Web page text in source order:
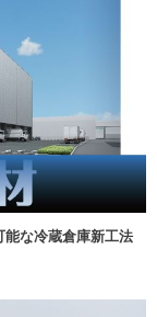
能な冷蔵倉庫新工法